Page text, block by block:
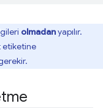
olmadanyapılır.
etiketine